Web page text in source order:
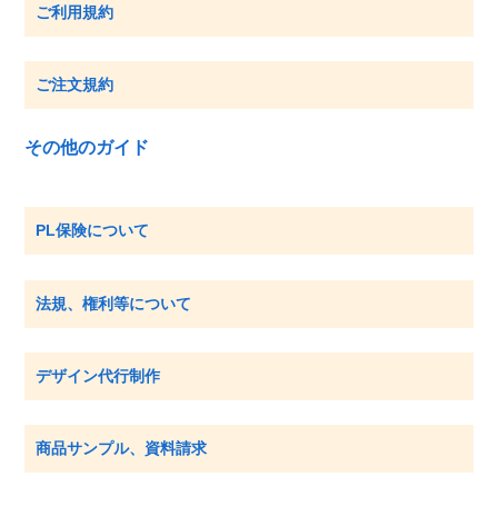
ご利用規約
ご注文規約
その他のガイド
PL保険について
法規、権利等について
デザイン代行制作
商品サンプル、資料請求